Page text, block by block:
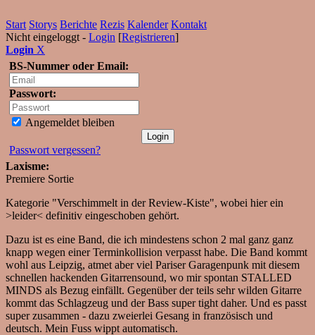
Start Storys Berichte Rezis Kalender Kontakt
Nicht eingeloggt - Login [Registrieren]
Login X
BS-Nummer oder Email:
Passwort:
Angemeldet bleiben
Passwort vergessen?
Laxisme:
Premiere Sortie
Kategorie "Verschimmelt in der Review-Kiste", wobei hier ein
>leider< definitiv eingeschoben gehört.
Dazu ist es eine Band, die ich mindestens schon 2 mal ganz ganz
knapp wegen einer Terminkollision verpasst habe. Die Band kommt
wohl aus Leipzig, atmet aber viel Pariser Garagenpunk mit diesem
schnellen hackenden Gitarrensound, wo mir spontan STALLED
MINDS als Bezug einfällt. Gegenüber der teils sehr wilden Gitarre
kommt das Schlagzeug und der Bass super tight daher. Und es passt
super zusammen - dazu zweierlei Gesang in französisch und
deutsch. Mein Fuss wippt automatisch.